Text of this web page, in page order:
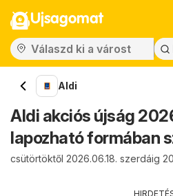
Ujsagomat
Aldi
Aldi akciós újság
lapozható formában
csütörtöktől 2026.06.18. szerdáig